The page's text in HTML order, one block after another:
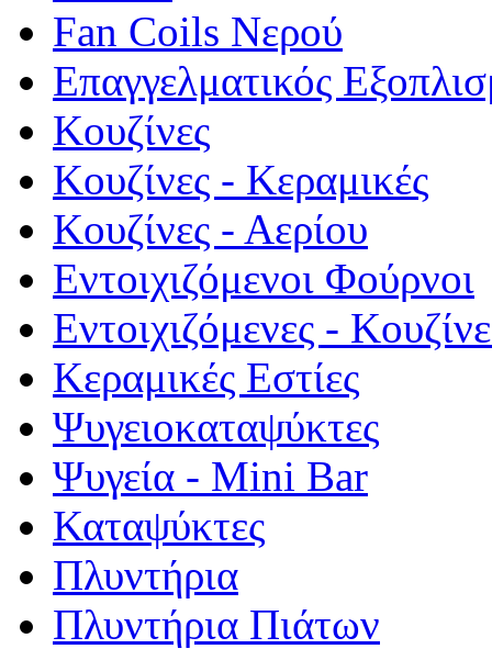
Fan Coils Νερού
Επαγγελματικός
Κουζίνες
Κουζίνες - Κεραμικές
Κουζίνες - Αερίου
Εντοιχιζόμενοι Φούρνοι
Εντοιχιζόμενες -
Κεραμικές Εστίες
Ψυγειοκαταψύκτες
Ψυγεία - Mini Bar
Καταψύκτες
Πλυντήρια
Πλυντήρια Πιάτων